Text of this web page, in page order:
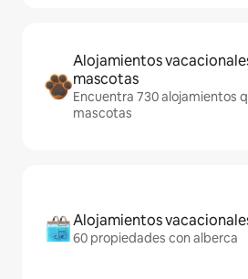
Alojamientos
mascotas
Encuentra 730 alojamientos
mascotas
Alojamientos
60 propiedades con alberca